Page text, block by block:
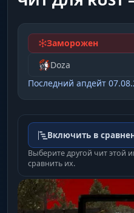
Заморожен
Doza
Последний апдейт
Включить в
Выберите другой чит этой
сравнить их.